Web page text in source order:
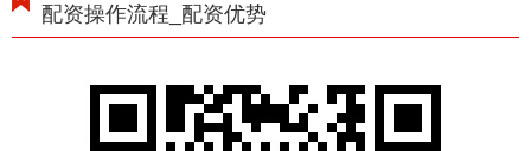
配资操作流程_配资优势